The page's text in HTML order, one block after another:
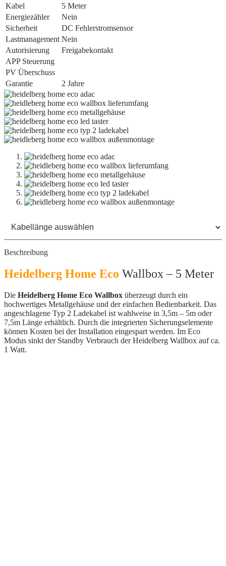
Kabel
5 Meter
Energiezähler
Nein
Sicherheit
DC Fehlerstromsensor
Lastmanagement Nein
Autorisierung
Freigabekontakt
APP Steuerung
PV Überschuss
Garantie
2 Jahre
Beschreibung
Heidelberg Home Eco Wallbox – 5 Meter
Die Heidelberg Home Eco Wallbox überzeugt durch ein
hochwertiges Metallgehäuse und der einfachen Bedienbarkeit. Das
angeschlagene Typ 2 Ladekabel ist wahlweise in 3,5m – 5m oder
7,5m Länge erhältlich. Durch die integrierten Sicherungselemente
können Kosten bei der Installation eingespart werden. Im Eco
Modus sinkt der Standby Verbrauch der Heidelberg Wallbox auf ca.
1 Watt.